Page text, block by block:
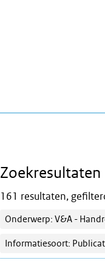
Zoekresultaten
161 resultaten,
Onderwerp: V&A -
Informatiesoort: